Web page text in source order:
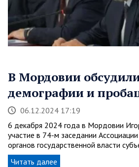
В Мордовии
демографии и
06.12.2024 17:19
6 декабря 2024 года в Мордовии
участие в 74-м заседании
органов государственной власти
Читать далее